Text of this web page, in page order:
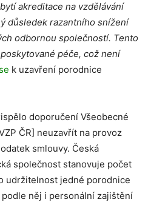
akreditace na vzdělávání
důsledek razantního snížení
odbornou společností. Tento
péče, což není
k uzavření porodnice
doporučení Všeobecné
ČR] neuzavřít na provoz
smlouvy. Česká
společnost stanovuje počet
udržitelnost jedné porodnice
něj i personální zajištění